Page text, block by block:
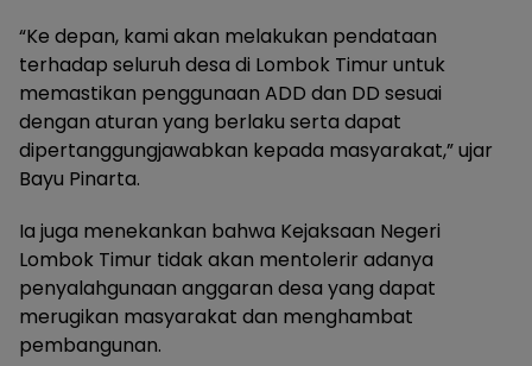
“Ke depan, kami akan melakukan pendataan
terhadap seluruh desa di Lombok Timur untuk
memastikan penggunaan ADD dan DD sesuai
dengan aturan yang berlaku serta dapat
dipertanggungjawabkan kepada masyarakat,” ujar
Bayu Pinarta.
Ia juga menekankan bahwa Kejaksaan Negeri
Lombok Timur tidak akan mentolerir adanya
penyalahgunaan anggaran desa yang dapat
merugikan masyarakat dan menghambat
pembangunan.